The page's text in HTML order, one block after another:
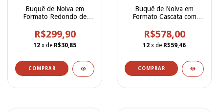
Buquê de Noiva em
Formato Redondo de
Margaridas Brancas -
BN00047
R$299,90
12 x de R$30,85
Buquê de Noiva em
Formato Cascata com
Lírios Brancos, Rosas
Brancas, Alstroemerias
Brancas e Gypsofilla -
R$578,00
12 x de R$59,46